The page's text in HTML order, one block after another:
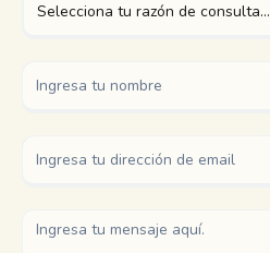
Mapas mentales
Quiz con IA
App móvil
Selecciona tu razón de consulta...